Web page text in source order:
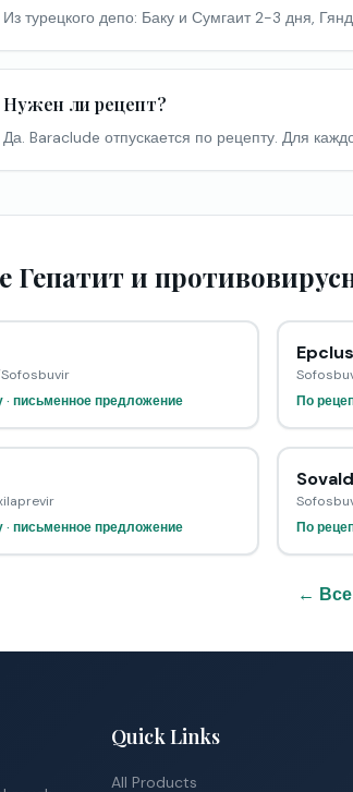
Из турецкого депо: Баку и Сумгаит 2-3 дня,
Нужен ли рецепт?
Да. Baraclude отпускается по рецепту. Для
Гепатит и
· письменное предложение
По
· письменное предложение
По
← Все
Quick Links
All Products